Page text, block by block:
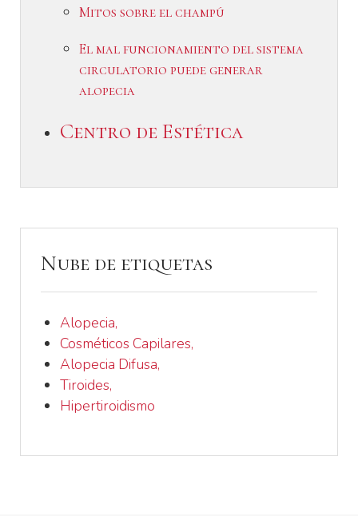
Mitos sobre el champú
El mal funcionamiento del sistema
circulatorio puede generar
alopecia
Centro de Estética
Nube de etiquetas
Alopecia,
Cosméticos Capilares,
Alopecia Difusa,
Tiroides,
Hipertiroidismo